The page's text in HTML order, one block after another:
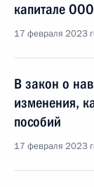
капитале
17 февраля 2023
В закон о
изменения,
пособий
17 февраля 2023